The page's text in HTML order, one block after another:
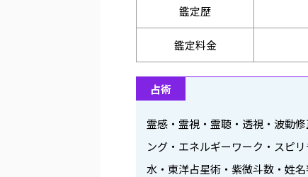
鑑定歴
鑑定料金
占術
霊感・霊視・霊聴・透視・波動
ング・エネルギーワーク・スピ
水・東洋占星術・紫微斗数・姓